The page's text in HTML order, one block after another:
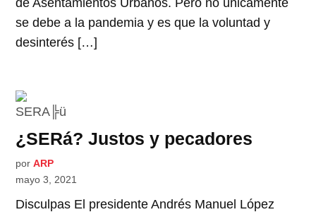
de Asentamientos Urbanos. Pero no únicamente
se debe a la pandemia y es que la voluntad y
desinterés […]
¿SERá? Justos y pecadores
por ARP
mayo 3, 2021
Disculpas El presidente Andrés Manuel López